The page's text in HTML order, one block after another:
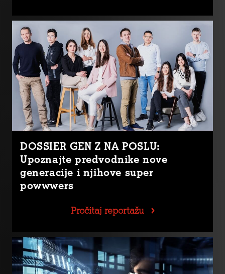
DOSSIER GEN Z NA POSLU:
Upoznajte predvodnike nove
generacije i njihove super
powwwers
Pročitaj reportažu